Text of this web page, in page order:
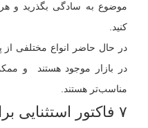
موضوع به سادگی بگذرید و هر
کنید.
در حال حاضر انواع مختلفی از
در بازار موجود هستند و
مناسب‌تر هستند.
۷ فاکتور استثنایی برای خرید پارچه پرده ‌ای